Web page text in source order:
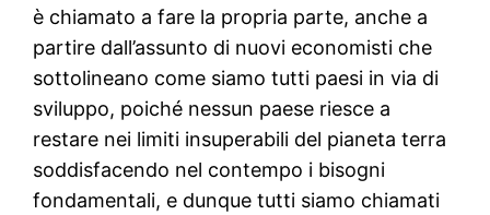
è chiamato a fare la propria parte, anche a
partire dall’assunto di nuovi economisti che
sottolineano come siamo tutti paesi in via di
sviluppo, poiché nessun paese riesce a
restare nei limiti insuperabili del pianeta terra
soddisfacendo nel contempo i bisogni
fondamentali, e dunque tutti siamo chiamati